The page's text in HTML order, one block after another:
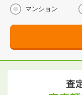
マンション